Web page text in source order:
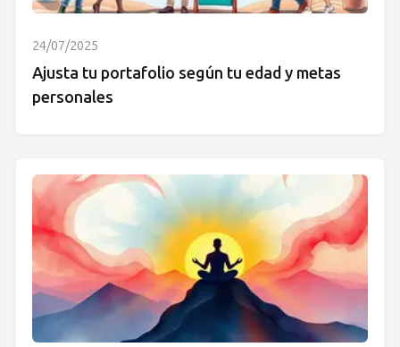
24/07/2025
Ajusta tu portafolio según tu edad y metas
personales